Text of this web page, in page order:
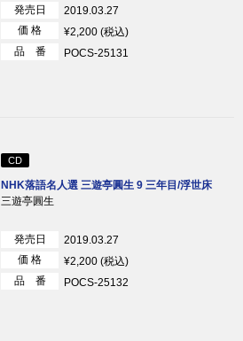
発売日
2019.03.27
価 格
¥2,200 (税込)
品 番
POCS-25131
CD
NHK落語名人選 三遊亭圓生 9 三年目/浮世床
三遊亭圓生
発売日
2019.03.27
価 格
¥2,200 (税込)
品 番
POCS-25132